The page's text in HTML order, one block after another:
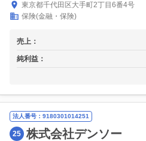
東京都千代田区大手町2丁目6番4号
保険(金融・保険)
売上：
純利益：
法人番号：9180301014251
25 株式会社デンソー